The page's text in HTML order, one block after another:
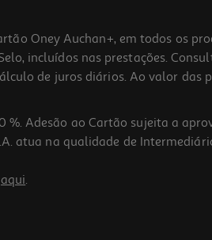
Oney Auchan+, em todos os
incluídos nas prestações.
de juros diários. Ao valor das
Adesão ao Cartão sujeita a
atua na qualidade de
aqui.